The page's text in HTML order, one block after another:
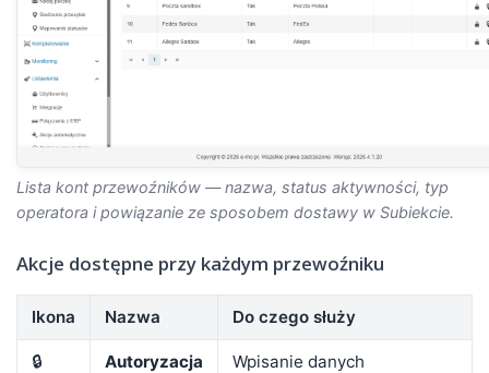
Lista kont przewoźników — nazwa, status aktywności, typ
operatora i powiązanie ze sposobem dostawy w Subiekcie.
Akcje dostępne przy każdym przewoźniku
Ikona Nazwa Do czego służy
🔒 Autoryzacja
Wpisanie danych